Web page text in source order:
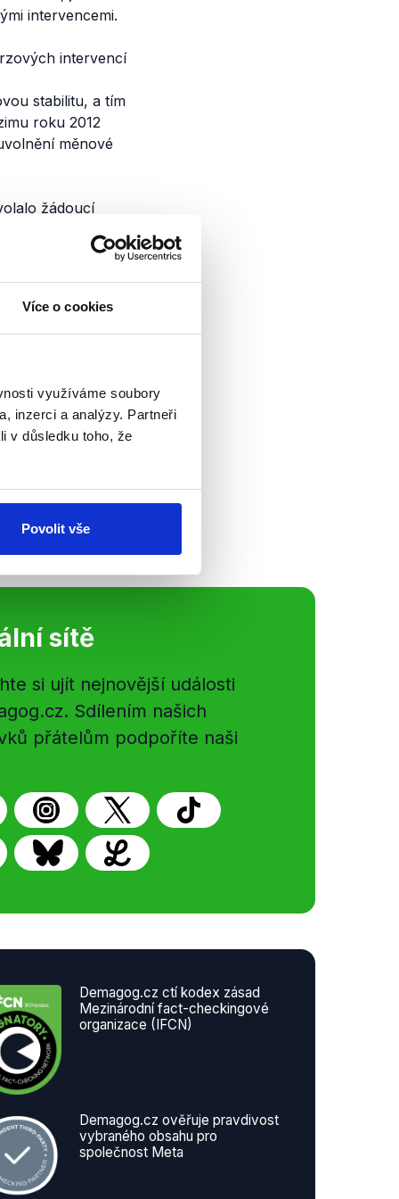
Více o cookies
využíváme soubory
inzerci a analýzy. Partneři
v důsledku toho, že
Povolit vše
intervencemi.
intervencí
stabilitu, a tím
roku 2012
měnové
žádoucí
kurzu koruny,
ČT24 vystoupil
Jiří Rusnok.
sítě
si ujít nejnovější události
Sdílením našich
přátelům podpoříte naši
Demagog.cz ctí kodex zásad
Mezinárodní fact-checkingové
organizace (IFCN)
Demagog.cz ověřuje pravdivost
vybraného obsahu pro
společnost Meta